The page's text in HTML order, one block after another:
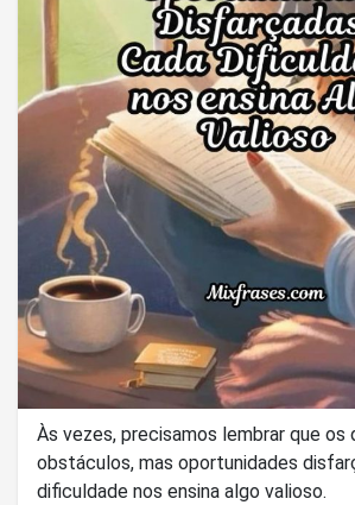
Às vezes, precisamos lembrar que os
obstáculos, mas oportunidades
dificuldade nos ensina algo valioso.